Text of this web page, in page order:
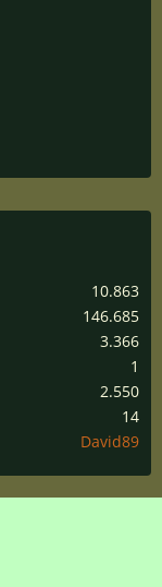
10.863
146.685
3.366
1
2.550
14
David89